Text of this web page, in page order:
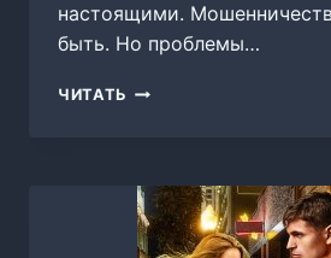
настоящими.
быть. Но проблемы…
ЧИТАТЬ ХОЗЯЙКА
БУЛАНОВА